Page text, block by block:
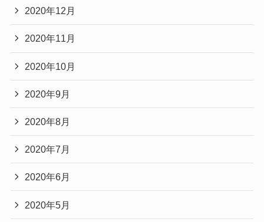
2020年12月
2020年11月
2020年10月
2020年9月
2020年8月
2020年7月
2020年6月
2020年5月